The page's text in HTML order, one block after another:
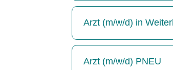
Arzt (m/w/d) in
Arzt (m/w/d) PNEU